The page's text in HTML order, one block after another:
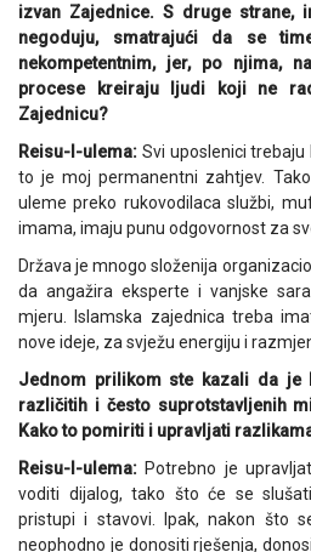
izvan Zajednice. S druge strane,
negoduju, smatrajući da se
nekompetentnim, jer, po njima,
procese kreiraju ljudi koji ne
Zajednicu?
Reisu-l-ulema: Svi uposlenici
to je moj permanentni zahtjev.
uleme preko rukovodilaca službi,
imama, imaju punu odgovornost za
Država je mnogo složenija
da angažira eksperte i vanjske
mjeru. Islamska zajednica treba
nove ideje, za svježu energiju i
Jednom prilikom ste kazali da je
različitih i često suprotstavljenih
Kako to pomiriti i upravljati
Reisu-l-ulema: Potrebno je
voditi dijalog, tako što će se
pristupi i stavovi. Ipak, nakon što
neophodno je donositi rješenja,